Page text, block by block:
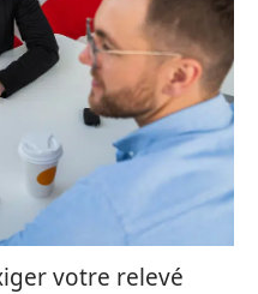
votre relevé